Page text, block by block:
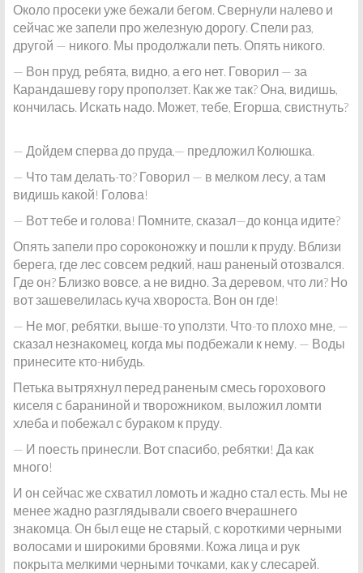
Около просеки уже бежали бегом. Свернули налево и
сейчас же запели про железную дорогу. Спели раз,
другой — никого. Мы продолжали петь. Опять никого.
— Вон пруд, ребята, видно, а его нет. Говорил — за
Карандашеву гору проползет. Как же так? Она, видишь,
кончилась. Искать надо. Может, тебе, Егорша, свистнуть?
— Дойдем сперва до пруда,— предложил Колюшка.
— Что там делать-то? Говорил — в мелком лесу, а там
видишь какой! Голова!
— Вот тебе и голова! Помните, сказал—до конца идите?
Опять запели про сороконожку и пошли к пруду. Вблизи
берега, где лес совсем редкий, наш раненый отозвался.
Где он? Близко вовсе, а не видно. За деревом, что ли? Но
вот зашевелилась куча хвороста. Вон он где!
— Не мог, ребятки, выше-то уползти. Что-то плохо мне, —
сказал незнакомец, когда мы подбежали к нему. — Воды
принесите кто-нибудь.
Петька вытряхнул перед раненым смесь горохового
киселя с бараниной и творожником, выложил ломти
хлеба и побежал с бураком к пруду.
— И поесть принесли. Вот спасибо, ребятки! Да как
много!
И он сейчас же схватил ломоть и жадно стал есть. Мы не
менее жадно разглядывали своего вчерашнего
знакомца. Он был еще не старый, с короткими черными
волосами и широкими бровями. Кожа лица и рук
покрыта мелкими черными точками, как у слесарей.